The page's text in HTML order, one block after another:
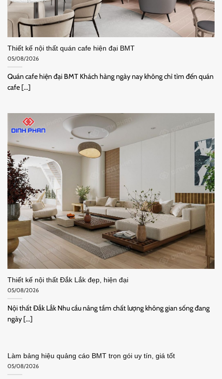
Thiết kế nội thất quán cafe hiện đại BMT
05/08/2026
Quán cafe hiện đại BMT Khách hàng ngày nay không chỉ tìm đến quán
cafe [...]
Thiết kế nội thất Đắk Lắk đẹp, hiện đại
05/08/2026
Nội thất Đắk Lắk Nhu cầu nâng tầm chất lượng không gian sống đang
ngày [...]
Làm bảng hiệu quảng cáo BMT trọn gói uy tín, giá tốt
05/08/2026